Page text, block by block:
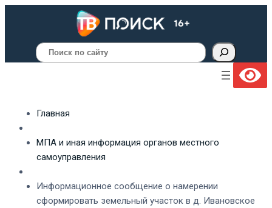
Поиск
Главная
МПА и иная информация органов местного
самоуправления
Информационное сообщение о намерении
сформировать земельный участок в д. Ивановское